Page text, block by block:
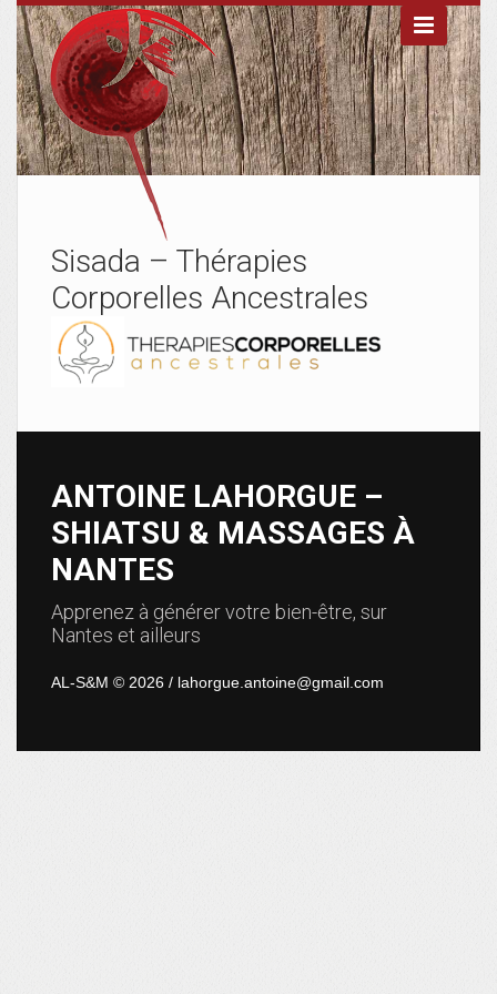

Sisada – Thérapies
Corporelles Ancestrales
ANTOINE LAHORGUE –
SHIATSU & MASSAGES À
NANTES
Apprenez à générer votre bien-être, sur
Nantes et ailleurs
AL-S&M © 2026 / lahorgue.antoine@gmail.com